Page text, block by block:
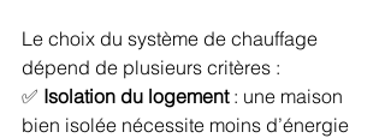
Le choix du système de chauffage
dépend de plusieurs critères :
✅ Isolation du logement : une maison
bien isolée nécessite moins d’énergie